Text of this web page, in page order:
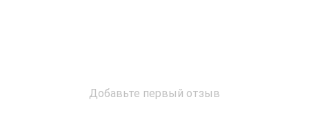
Добавьте первый отзыв